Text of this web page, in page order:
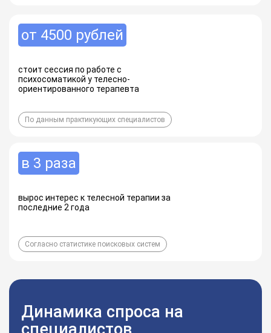
от 4500 рублей
стоит сессия по работе с
психосоматикой у телесно-
ориентированного терапевта
По данным практикующих специалистов
в 3 раза
вырос интерес к телесной терапии за
последние 2 года
Согласно статистике поисковых систем
Динамика спроса на